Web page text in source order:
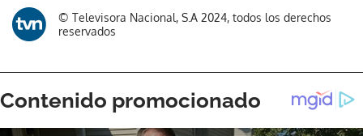
© Televisora Nacional, S.A 2024, todos los derechos
reservados